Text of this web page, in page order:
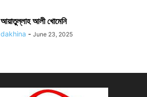
আয়াতুল্লাহ আলী খোমেনি
dakhina - June 23, 2025